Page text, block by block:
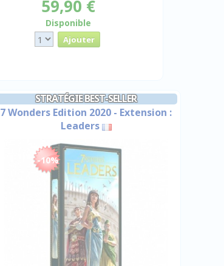
59,90 €
Disponible
STRATÉGIE BEST-SELLER
7 Wonders Edition 2020 - Extension :
Leaders
-10%